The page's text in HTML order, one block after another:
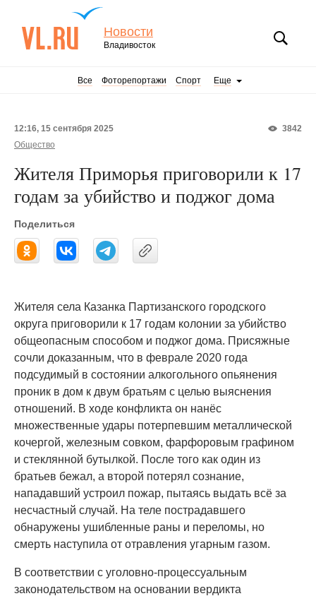
Новости
Владивосток
Все Фоторепортажи Спорт Еще
3842
12:16, 15 сентября 2025
Общество
Жителя Приморья приговорили к 17
годам за убийство и поджог дома
Поделиться
Жителя села Казанка Партизанского городского
округа приговорили к 17 годам колонии за убийство
общеопасным способом и поджог дома. Присяжные
сочли доказанным, что в феврале 2020 года
подсудимый в состоянии алкогольного опьянения
проник в дом к двум братьям с целью выяснения
отношений. В ходе конфликта он нанёс
множественные удары потерпевшим металлической
кочергой, железным совком, фарфоровым графином
и стеклянной бутылкой. После того как один из
братьев бежал, а второй потерял сознание,
нападавший устроил пожар, пытаясь выдать всё за
несчастный случай. На теле пострадавшего
обнаружены ушибленные раны и переломы, но
смерть наступила от отравления угарным газом.
В соответствии с уголовно-процессуальным
законодательством на основании вердикта